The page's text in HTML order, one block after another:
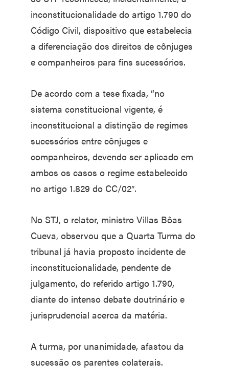
inconstitucionalidade do artigo 1.790 do
Código Civil, dispositivo que estabelecia
a diferenciação dos direitos de cônjuges
e companheiros para fins sucessórios.
De acordo com a tese fixada, “no
sistema constitucional vigente, é
inconstitucional a distinção de regimes
sucessórios entre cônjuges e
companheiros, devendo ser aplicado em
ambos os casos o regime estabelecido
no artigo 1.829 do CC/02″.
No STJ, o relator, ministro Villas Bôas
Cueva, observou que a Quarta Turma do
tribunal já havia proposto incidente de
inconstitucionalidade, pendente de
julgamento, do referido artigo 1.790,
diante do intenso debate doutrinário e
jurisprudencial acerca da matéria.
A turma, por unanimidade, afastou da
sucessão os parentes colaterais.